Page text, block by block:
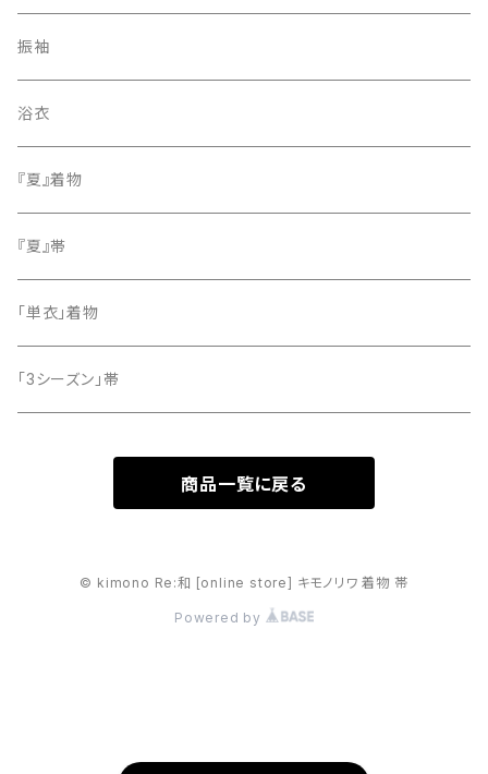
紬
色無地
小紋
留袖
袋帯
名古屋帯
振袖
浴衣
『夏』着物
『夏』帯
「単衣」着物
「3シーズン」帯
商品一覧に戻る
© kimono Re:和 [online store] キモノリワ 着物 帯
Powered by